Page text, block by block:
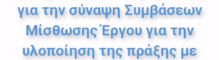
για την σύναψη Συμβάσεων
Μίσθωσης Έργου για την
υλοποίηση της πράξης με